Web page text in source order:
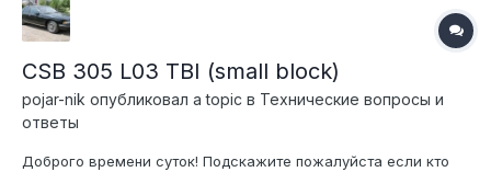
CSB 305 L03 TBI (small block)
pojar-nik опубликовал a topic в Технические вопросы и
ответы
Доброго времени суток! Подскажите пожалуйста если кто